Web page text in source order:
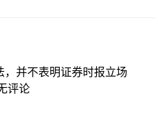
，并不表明证券时报立场
评论